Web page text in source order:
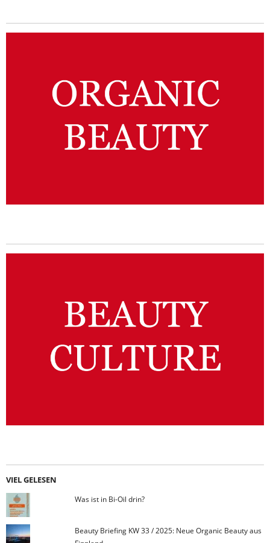
VIEL GELESEN
Was ist in Bi-Oil drin?
Beauty Briefing KW 33 / 2025: Neue Organic Beauty aus